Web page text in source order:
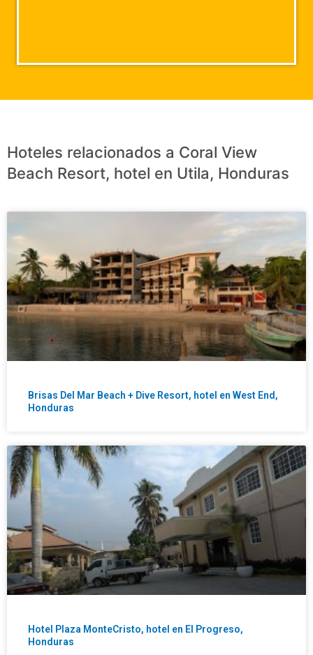
Hoteles relacionados a Coral View
Beach Resort, hotel en Utila, Honduras
Brisas Del Mar Beach + Dive Resort, hotel en West End,
Honduras
Hotel Plaza MonteCristo, hotel en El Progreso,
Honduras